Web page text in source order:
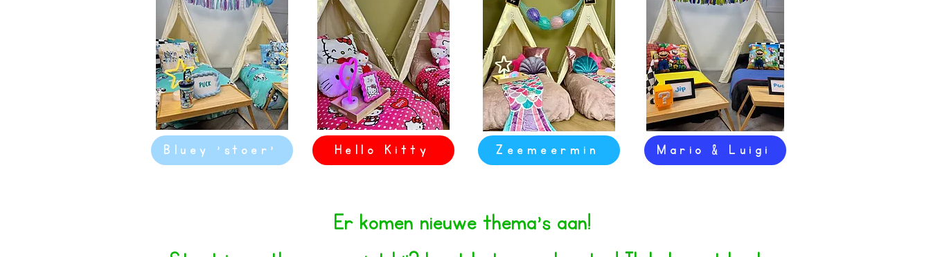
Hello Kitty Zeemeermin
Bluey 'stoer' Mario & Luigi
Er komen nieuwe thema's aan!